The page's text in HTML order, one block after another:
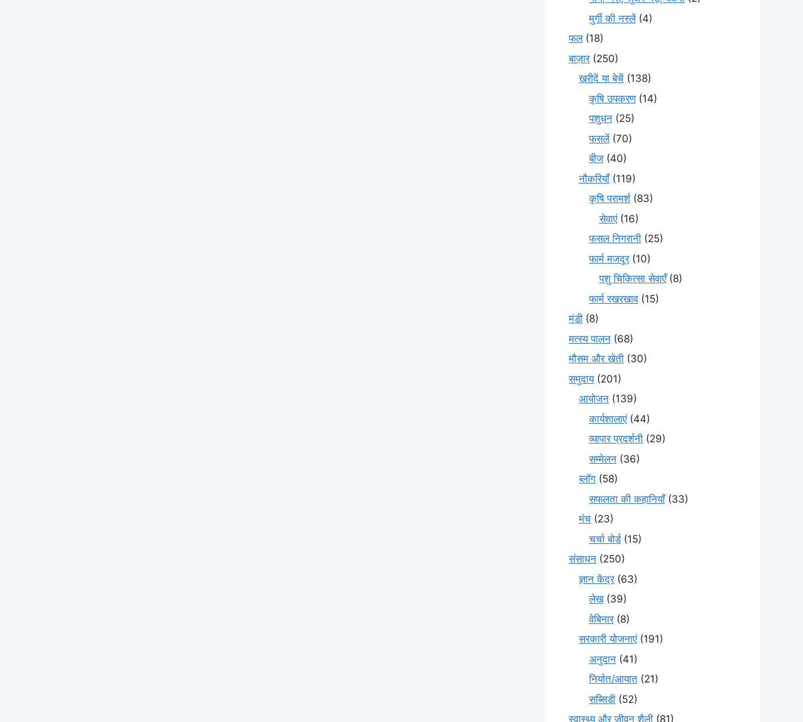
मुर्गी की नस्लें(4)
फल(18)
बाज़ार(250)
खरीदें या बेचें (138)
कृषि उपकरण(14)
पशुधन (25)
फसलें(70)
बीज (40)
नौकरियाँ(119)
कृषि परामर्श(83)
सेवाएं(16)
फसल निगरानी (25)
फार्म मजदूर(10)
पशु चिकित्सा सेवाएँ(8)
फार्म रखरखाव(15)
मंडी (8)
मत्स्य पालन (68)
मौसम और खेती (30)
समुदाय(201)
आयोजन (139)
कार्यशालाएं(44)
व्यापार प्रदर्शनी (29)
सम्मेलन (36)
ब्लॉग (58)
सफलता की कहानियाँ(33)
मंच (23)
चर्चा बोर्ड(15)
संसाधन (250)
ज्ञान केंद्र(63)
लेख(39)
वेबिनार(8)
सरकारी योजनाएं(191)
अनुदान (41)
निर्यात/आयात (21)
सब्सिडी (52)
स्वास्थ्य और जीवन शैली (81)